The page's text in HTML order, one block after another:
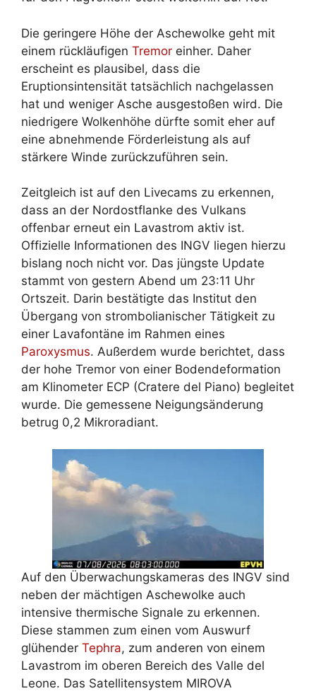
Die geringere Höhe der Aschewolke geht mit
einem rückläufigen Tremor einher. Daher
erscheint es plausibel, dass die
Eruptionsintensität tatsächlich nachgelassen
hat und weniger Asche ausgestoßen wird. Die
niedrigere Wolkenhöhe dürfte somit eher auf
eine abnehmende Förderleistung als auf
stärkere Winde zurückzuführen sein.
Zeitgleich ist auf den Livecams zu erkennen,
dass an der Nordostflanke des Vulkans
offenbar erneut ein Lavastrom aktiv ist.
Offizielle Informationen des INGV liegen hierzu
bislang noch nicht vor. Das jüngste Update
stammt von gestern Abend um 23:11 Uhr
Ortszeit. Darin bestätigte das Institut den
Übergang von strombolianischer Tätigkeit zu
einer Lavafontäne im Rahmen eines
Paroxysmus. Außerdem wurde berichtet, dass
der hohe Tremor von einer Bodendeformation
am Klinometer ECP (Cratere del Piano) begleitet
wurde. Die gemessene Neigungsänderung
betrug 0,2 Mikroradiant.
Auf den Überwachungskameras des INGV sind
neben der mächtigen Aschewolke auch
intensive thermische Signale zu erkennen.
Diese stammen zum einen vom Auswurf
glühender Tephra, zum anderen von einem
Lavastrom im oberen Bereich des Valle del
Leone. Das Satellitensystem MIROVA